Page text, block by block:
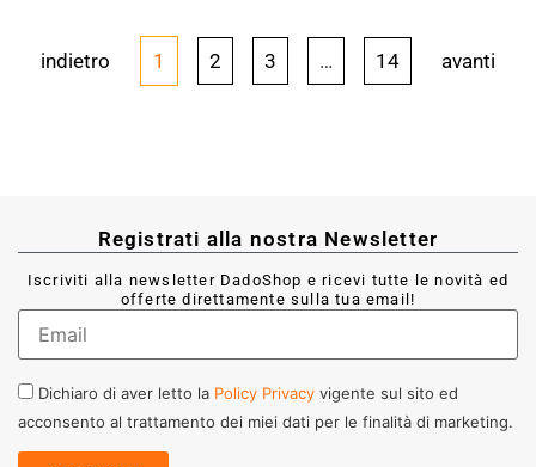
indietro 1 2 3 … 14 avanti
Registrati alla nostra Newsletter
Iscriviti alla newsletter DadoShop e ricevi tutte le novità ed
offerte direttamente sulla tua email!
Dichiaro di aver letto la Policy Privacy vigente sul sito ed
acconsento al trattamento dei miei dati per le finalità di marketing.